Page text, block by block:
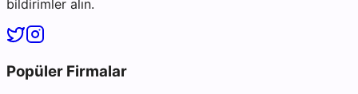
bildirimler alın.
Popüler Firmalar